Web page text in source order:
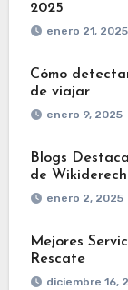
2025
enero 21, 2025
Cómo
de viajar
enero 9, 2025
Blogs
de
enero 2, 2025
Mejores
Rescate
diciembre 16,